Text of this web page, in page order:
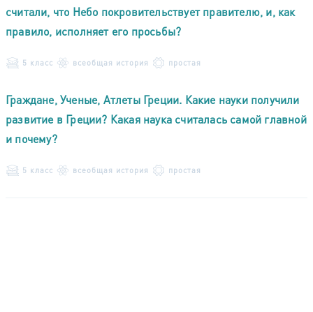
считали, что Небо покровительствует правителю, и, как
правило, исполняет его просьбы?
5 класс всеобщая история простая
Граждане, Ученые, Атлеты Греции. Какие науки получили
развитие в Греции? Какая наука считалась самой главной
и почему?
5 класс всеобщая история простая